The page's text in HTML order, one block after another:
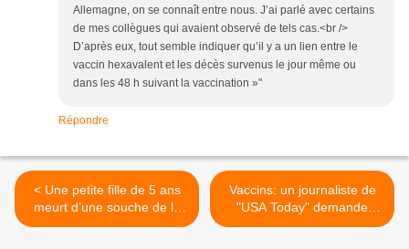
Allemagne, on se connaît entre nous. J’ai parlé avec certains
de mes collègues qui avaient observé de tels cas.<br />
D’après eux, tout semble indiquer qu’il y a un lien entre le
vaccin hexavalent et les décès survenus le jour même ou
dans les 48 h suivant la vaccination »"
Répondre
< Une petite fille de 5 ans
meurt d’une souche de la
grippe identique à celle du
Vaccins: un journaliste de
"USA Today" demande
l'arrestation et